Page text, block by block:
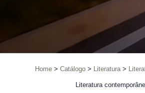
Home Catálogo Literatura
Literatura